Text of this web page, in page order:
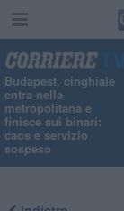
Budapest, cinghiale
entra nella
metropolitana e
finisce sui binari:
caos e servizio
sospeso